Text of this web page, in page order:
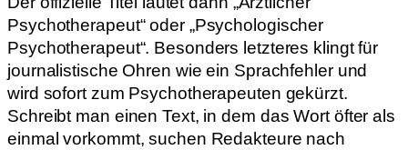
Psychotherapeut“ oder „Psychologischer
Psychotherapeut“. Besonders letzteres klingt für
journalistische Ohren wie ein Sprachfehler und
wird sofort zum Psychotherapeuten gekürzt.
Schreibt man einen Text, in dem das Wort öfter als
einmal vorkommt, suchen Redakteure nach